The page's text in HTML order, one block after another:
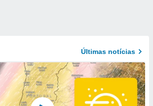
Últimas notícias